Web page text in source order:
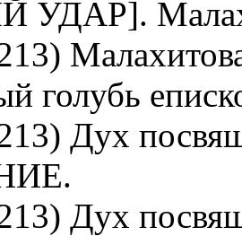
УДАР].
голубь
Дух
Дух